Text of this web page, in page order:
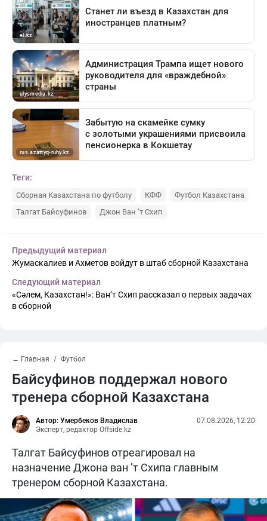
Теги:
Сборная Казахстана по футболу КФФ
Футбол Казахстана
Талгат Байсуфинов
Джон Ван ’т Схип
Предыдущий материал
Жумаскалиев и Ахметов войдут в штаб сборной Казахстана
Следующий материал
«Сәлем, Казахстан!»: Ван’т Схип рассказал о первых задачах
в сборной
← Главная Футбол
Байсуфинов поддержал нового
тренера сборной Казахстана
Автор: Умербеков Владислав
Эксперт, редактор Offside.kz
07.08.2026, 12:20
Талгат Байсуфинов отреагировал на
назначение Джона ван ’т Схипа главным
тренером сборной Казахстана.